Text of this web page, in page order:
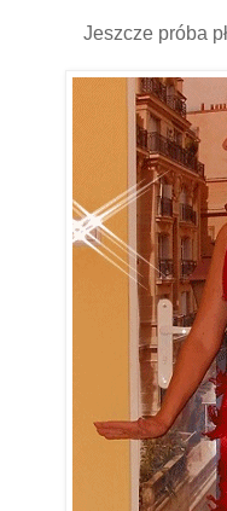
Jeszcze próba